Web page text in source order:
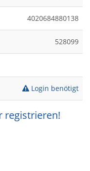
4020684880138
528099
Login benötigt
registrieren!